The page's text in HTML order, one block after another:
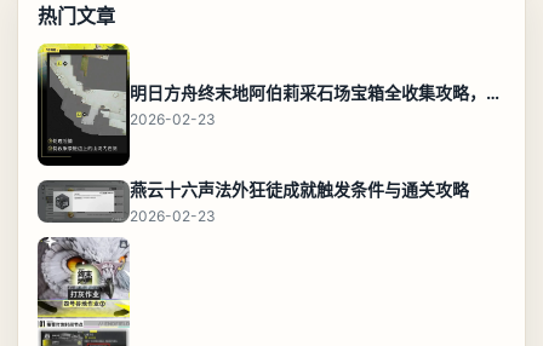
热门文章
明日方舟终末地阿伯莉采石场宝箱全收集攻略，全点位分布图与路线
2026-02-23
燕云十六声法外狂徒成就触发条件与通关攻略
2026-02-23